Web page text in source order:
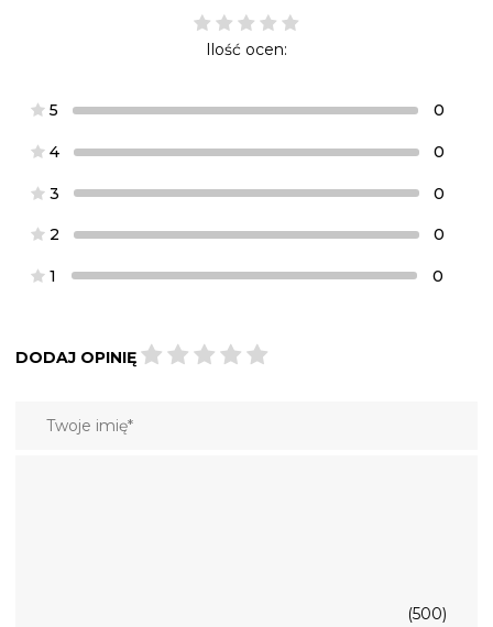
Ilość ocen:
5 0
4 0
3 0
2 0
1 0
DODAJ OPINIĘ
(500)